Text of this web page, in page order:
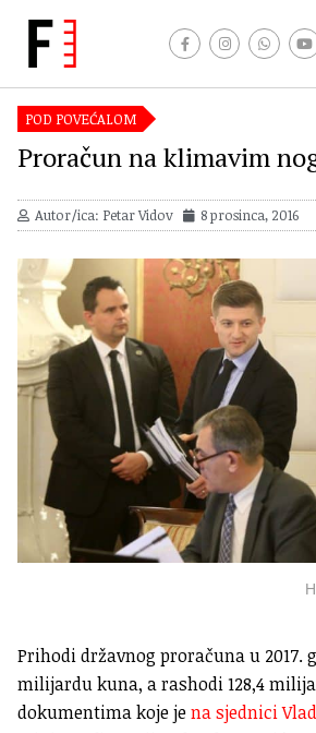
POD POVEĆALOM
Proračun na klimavim
Autor/ica: Petar Vidov 8 prosinca, 2016
Prihodi državnog proračuna u 2017.
milijardu kuna, a rashodi 128,4
dokumentima koje jena sjednici